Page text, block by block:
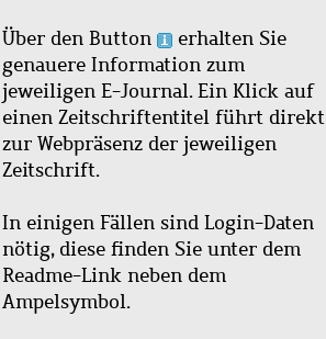
Über den Button
erhalten Sie
genauere Information zum
jeweiligen E-Journal. Ein Klick auf
einen Zeitschriftentitel führt direkt
zur Webpräsenz der jeweiligen
Zeitschrift.
In einigen Fällen sind Login-Daten
nötig, diese finden Sie unter dem
Readme-Link neben dem
Ampelsymbol.